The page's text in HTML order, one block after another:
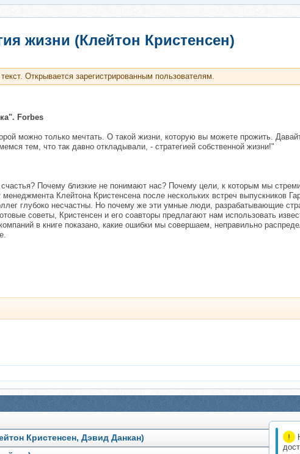
жизни (Клейтон Кристенсен)
Открывается зарегистрированным пользователям.
Forbes
можно только мечтать. О такой жизни, которую вы можете прожить.
тем, что так давно откладывали, - стратегией собственной жизни!"
Почему близкие не понимают нас? Почему цели, к которым мы
Клейтона Кристенсена после нескольких встреч выпускников
глубоко несчастны. Но почему же эти умные люди, разрабатывающие
советы, Кристенсен и его соавторы предлагают нам использовать
в книге показано, какие ошибки мы совершаем, неправильно
Кристенсен, Дэвид Данкан)